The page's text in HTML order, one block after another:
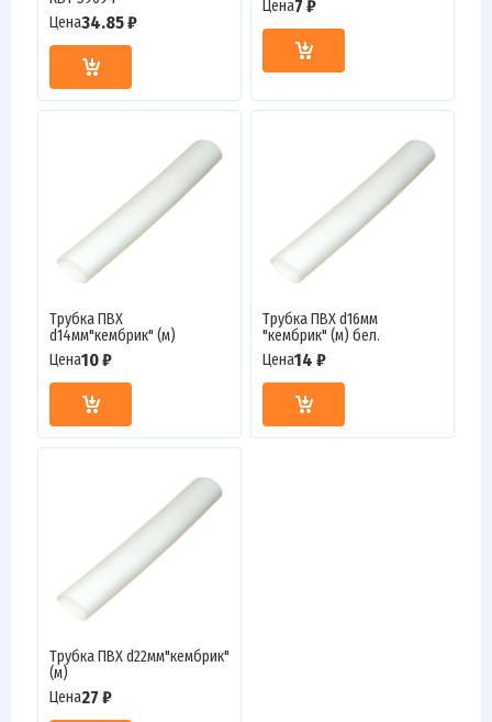
Цена34.85 ₽
Цена7 ₽
Трубка ПВХ
d14мм"кембрик" (м)
Цена10 ₽
Трубка ПВХ d16мм
"кембрик" (м) бел.
Цена14 ₽
Трубка ПВХ d22мм"кембрик"
(м)
Цена27 ₽